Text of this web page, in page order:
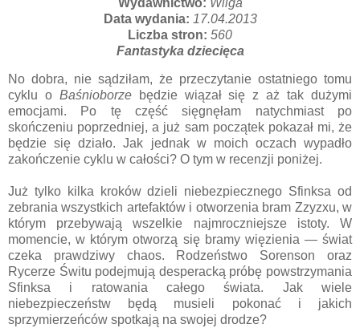
Data wydania: 17.04.2013
Liczba stron: 560
Fantastyka dziecięca
No dobra, nie sądziłam, że przeczytanie ostatniego tomu
cyklu o Baśnioborze
będzie wiązał się z aż tak dużymi
emocjami. Po tę część sięgnęłam natychmiast po
skończeniu poprzedniej, a już sam początek pokazał mi, że
będzie się działo. Jak jednak w moich oczach wypadło
zakończenie cyklu w całości? O tym w recenzji poniżej.
Już tylko kilka kroków dzieli niebezpiecznego Sfinksa od
zebrania wszystkich artefaktów i otworzenia bram Zzyzxu, w
którym przebywają wszelkie najmroczniejsze istoty. W
momencie, w którym otworzą się bramy więzienia — świat
czeka prawdziwy chaos. Rodzeństwo Sorenson oraz
Rycerze Świtu podejmują desperacką próbę powstrzymania
Sfinksa i ratowania całego świata. Jak wiele
niebezpieczeństw będą musieli pokonać i jakich
sprzymierzeńców spotkają na swojej drodze?